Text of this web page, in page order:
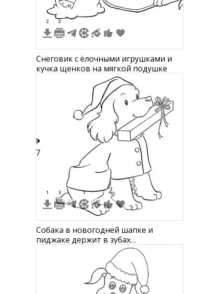
2 2
Снеговик с ёлочными игрушками и
кучка щенков на мягкой подушке
17
1 3 1
Собака в новогодней шапке и
пиджаке держит в зубах
запакованный подарок с бантом